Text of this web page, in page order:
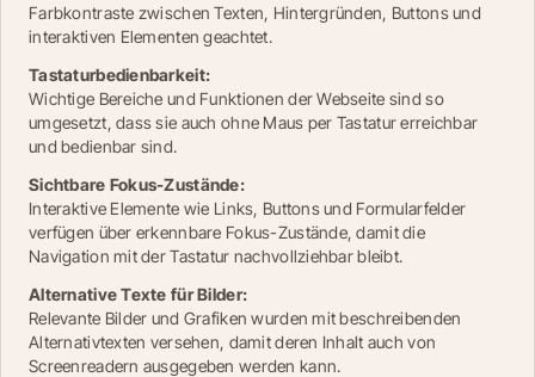
Farbkontraste zwischen Texten, Hintergründen, Buttons und
interaktiven Elementen geachtet.
Tastaturbedienbarkeit:
Wichtige Bereiche und Funktionen der Webseite sind so
umgesetzt, dass sie auch ohne Maus per Tastatur erreichbar
und bedienbar sind.
Sichtbare Fokus-Zustände:
Interaktive Elemente wie Links, Buttons und Formularfelder
verfügen über erkennbare Fokus-Zustände, damit die
Navigation mit der Tastatur nachvollziehbar bleibt.
Alternative Texte für Bilder:
Relevante Bilder und Grafiken wurden mit beschreibenden
Alternativtexten versehen, damit deren Inhalt auch von
Screenreadern ausgegeben werden kann.